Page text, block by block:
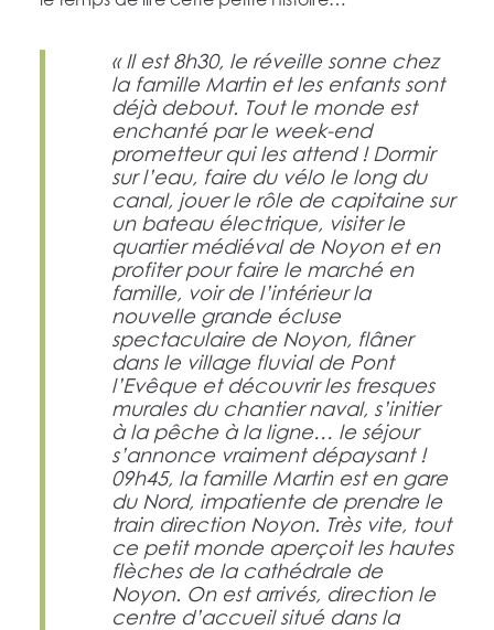
« Il est 8h30, le réveille sonne chez
la famille Martin et les enfants sont
déjà debout. Tout le monde est
enchanté par le week-end
prometteur qui les attend ! Dormir
sur l’eau, faire du vélo le long du
canal, jouer le rôle de capitaine sur
un bateau électrique, visiter le
quartier médiéval de Noyon et en
profiter pour faire le marché en
famille, voir de l’intérieur la
nouvelle grande écluse
spectaculaire de Noyon, flâner
dans le village fluvial de Pont
l’Evêque et découvrir les fresques
murales du chantier naval, s’initier
à la pêche à la ligne… le séjour
s’annonce vraiment dépaysant !
09h45, la famille Martin est en gare
du Nord, impatiente de prendre le
train direction Noyon. Très vite, tout
ce petit monde aperçoit les hautes
flèches de la cathédrale de
Noyon. On est arrivés, direction le
centre d’accueil situé dans la